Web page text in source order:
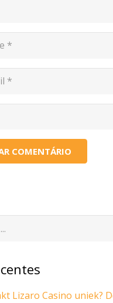
Lizaro Casino uniek?